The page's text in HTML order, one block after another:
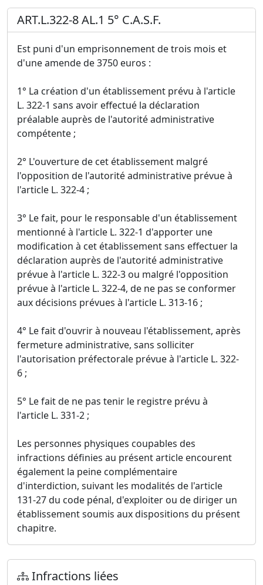
ART.L.322-8 AL.1 5° C.A.S.F.
Est puni d'un emprisonnement de trois mois et
d'une amende de 3750 euros :
1° La création d'un établissement prévu à l'article
L. 322-1 sans avoir effectué la déclaration
préalable auprès de l'autorité administrative
compétente ;
2° L'ouverture de cet établissement malgré
l'opposition de l'autorité administrative prévue à
l'article L. 322-4 ;
3° Le fait, pour le responsable d'un établissement
mentionné à l'article L. 322-1 d'apporter une
modification à cet établissement sans effectuer la
déclaration auprès de l'autorité administrative
prévue à l'article L. 322-3 ou malgré l'opposition
prévue à l'article L. 322-4, de ne pas se conformer
aux décisions prévues à l'article L. 313-16 ;
4° Le fait d'ouvrir à nouveau l'établissement, après
fermeture administrative, sans solliciter
l'autorisation préfectorale prévue à l'article L. 322-
6 ;
5° Le fait de ne pas tenir le registre prévu à
l'article L. 331-2 ;
Les personnes physiques coupables des
infractions définies au présent article encourent
également la peine complémentaire
d'interdiction, suivant les modalités de l'article
131-27 du code pénal, d'exploiter ou de diriger un
établissement soumis aux dispositions du présent
chapitre.
Infractions liées